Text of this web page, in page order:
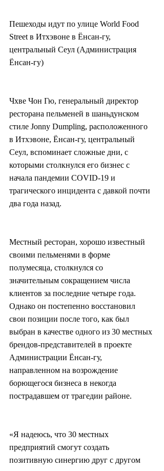
Пешеходы идут по улице World Food
Street в Итхэвоне в Ёнсан-гу,
центральный Сеул (Администрация
Ёнсан-гу)
Чхве Чон Гю, генеральный директор
ресторана пельменей в шаньдунском
стиле Jonny Dumpling, расположенного
в Итхэвоне, Ёнсан-гу, центральный
Сеул, вспоминает сложные дни, с
которыми столкнулся его бизнес с
начала пандемии COVID-19 и
трагического инцидента с давкой почти
два года назад.
Местный ресторан, хорошо известный
своими пельменями в форме
полумесяца, столкнулся со
значительным сокращением числа
клиентов за последние четыре года.
Однако он постепенно восстановил
свои позиции после того, как был
выбран в качестве одного из 30 местных
брендов-представителей в проекте
Администрации Ёнсан-гу,
направленном на возрождение
борющегося бизнеса в некогда
пострадавшем от трагедии районе.
«Я надеюсь, что 30 местных
предприятий смогут создать
позитивную синергию друг с другом